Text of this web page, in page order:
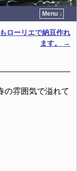
Menu ↓
ローリエで納豆作れ
ます。
→
の雰囲気で溢れて